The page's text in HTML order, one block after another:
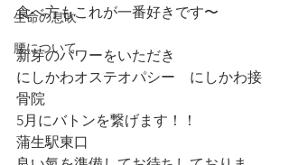
生命の息吹
腰について
食べ方もこれが一番好きです〜
新芽のパワーをいただき
にしかわオステオパシー　にしかわ接
骨院
5月にバトンを繋げます！！
蒲生駅東口